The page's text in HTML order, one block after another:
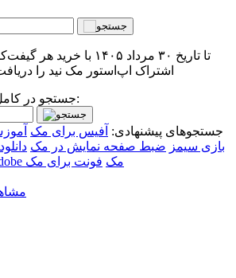
اشتراک اپ‌استور مک نید را
جستجو در کامل‌ترین آرشیو مک ایران:
جستجوهای پیشنهادی: آفیس برای مک
بازی سیمز ضبط صفحه نمایش در مک
برنامه‌های Adobe مک فونت برای مک